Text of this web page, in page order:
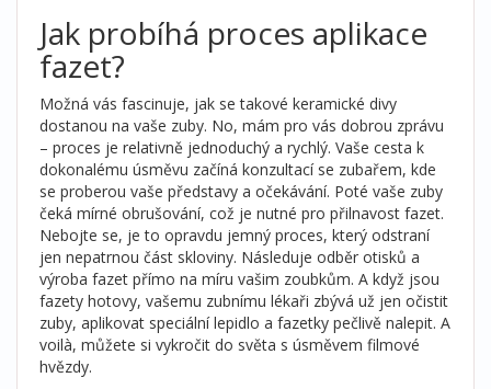
Jak probíhá proces aplikace
fazet?
Možná vás fascinuje, jak se takové keramické divy
dostanou na vaše zuby. No, mám pro vás dobrou zprávu
– proces je relativně jednoduchý a rychlý. Vaše cesta k
dokonalému úsměvu začíná konzultací se zubařem, kde
se proberou vaše představy a očekávání. Poté vaše zuby
čeká mírné obrušování, což je nutné pro přilnavost fazet.
Nebojte se, je to opravdu jemný proces, který odstraní
jen nepatrnou část skloviny. Následuje odběr otisků a
výroba fazet přímo na míru vašim zoubkům. A když jsou
fazety hotovy, vašemu zubnímu lékaři zbývá už jen očistit
zuby, aplikovat speciální lepidlo a fazetky pečlivě nalepit. A
voilà, můžete si vykročit do světa s úsměvem filmové
hvězdy.